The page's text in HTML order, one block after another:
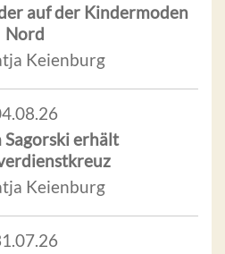
auf der Kindermoden
Nord
Keienburg
Sagorski erhält
Keienburg